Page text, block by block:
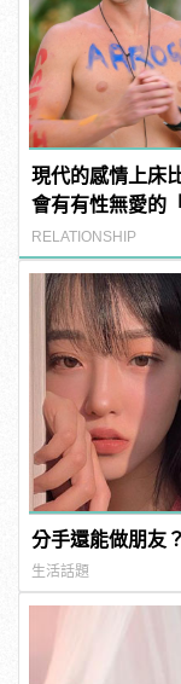
現代的感情上床
會有有性無愛的
RELATIONSHIP
分手還能做朋友
生活話題